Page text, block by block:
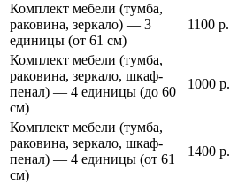
Комплект мебели (тумба,
раковина, зеркало) — 3
единицы (от 61 см)
1100 р.
Комплект мебели (тумба,
раковина, зеркало, шкаф-
пенал) — 4 единицы (до 60
см)
1000 р.
Комплект мебели (тумба,
раковина, зеркало, шкаф-
пенал) — 4 единицы (от 61
см)
1400 р.